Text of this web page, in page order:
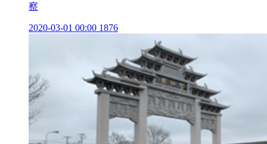
察
2020-03-01 00:00 1876